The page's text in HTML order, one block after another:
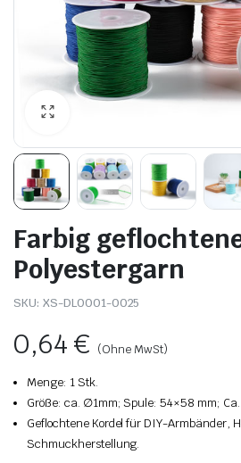
Farbig
Polyestergarn
SKU: XS-DL0001-0025
0,64€ (Ohne MwSt)
Menge: 1 Stk.
Größe: ca. ∅1mm; Spule: 54×58 mm;
Geflochtene Kordel für DIY-Armbänder,
Schmuckherstellung.